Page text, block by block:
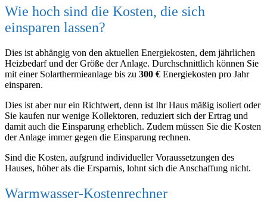
Wie hoch sind die Kosten, die sich
einsparen lassen?
Dies ist abhängig von den aktuellen Energiekosten, dem jährlichen
Heizbedarf und der Größe der Anlage. Durchschnittlich können Sie
mit einer Solarthermieanlage bis zu 300 € Energiekosten pro Jahr
einsparen.
Dies ist aber nur ein Richtwert, denn ist Ihr Haus mäßig isoliert oder
Sie kaufen nur wenige Kollektoren, reduziert sich der Ertrag und
damit auch die Einsparung erheblich. Zudem müssen Sie die Kosten
der Anlage immer gegen die Einsparung rechnen.
Sind die Kosten, aufgrund individueller Voraussetzungen des
Hauses, höher als die Ersparnis, lohnt sich die Anschaffung nicht.
Warmwasser-Kostenrechner